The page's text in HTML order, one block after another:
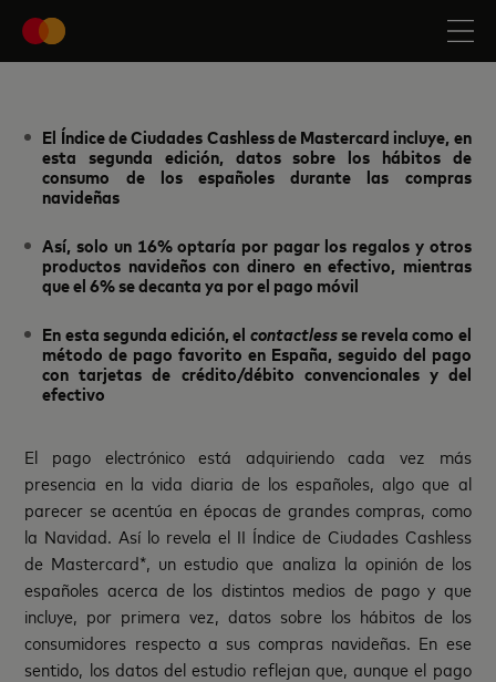
El Índice de Ciudades Cashless de Mastercard incluye, en
esta segunda edición, datos sobre los hábitos de
consumo de los españoles durante las compras
navideñas
Así, solo un 16% optaría por pagar los regalos y otros
productos navideños con dinero en efectivo, mientras
que el 6% se decanta ya por el pago móvil
En esta segunda edición, el contactlessse revela como el
método de pago favorito en España, seguido del pago
con tarjetas de crédito/débito convencionales y del
efectivo
El pago electrónico está adquiriendo cada vez más
presencia en la vida diaria de los españoles, algo que al
parecer se acentúa en épocas de grandes compras, como
la Navidad. Así lo revela el II Índice de Ciudades Cashless
de Mastercard*, un estudio que analiza la opinión de los
españoles acerca de los distintos medios de pago y que
incluye, por primera vez, datos sobre los hábitos de los
consumidores respecto a sus compras navideñas. En ese
sentido, los datos del estudio reflejan que, aunque el pago